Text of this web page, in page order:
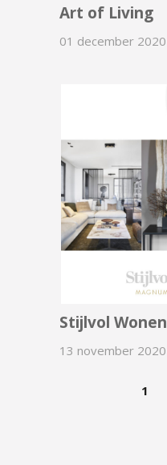
Art of Living
01 december 2020
Stijlvol Wonen
13 november 2020
1